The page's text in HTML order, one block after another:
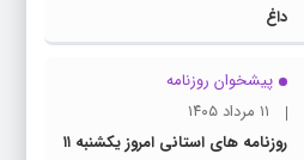
داغ
پیشخوان روزنامه
۱۱ مرداد ۱۴۰۵
روزنامه های استانی امروز یکشنبه ۱۱